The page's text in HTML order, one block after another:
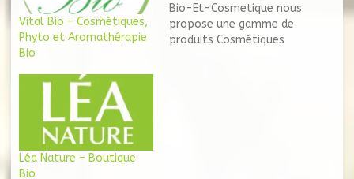
Vital Bio – Cosmétiques,
Phyto et Aromathérapie
Bio
Bio-Et-Cosmetique nous
propose une gamme de
produits Cosmétiques
Léa Nature – Boutique
Bio